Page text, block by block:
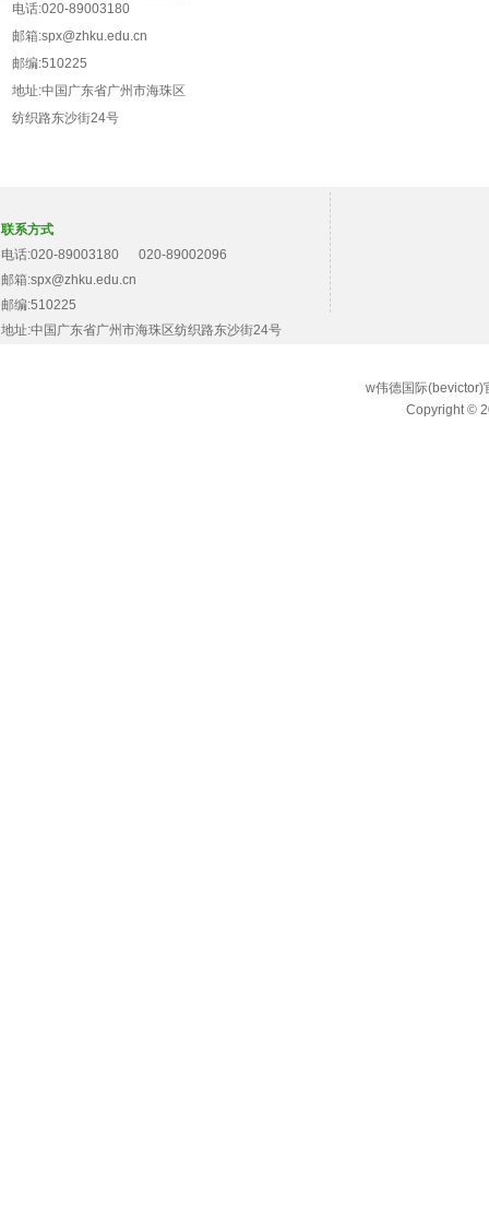
电话:020-89003180
邮箱:spx@zhku.edu.cn
邮编:510225
地址:中国广东省广州市海珠区
纺织路东沙街24号
联系方式
电话:020-89003180 020-89002096
邮箱:spx@zhku.edu.cn
邮编:510225
地址:中国广东省广州市海珠区纺织路东沙街24号
w伟德国际(bevictor)
Copyright ©